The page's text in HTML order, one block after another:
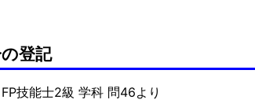
登記
技能士2級 学科 問46より